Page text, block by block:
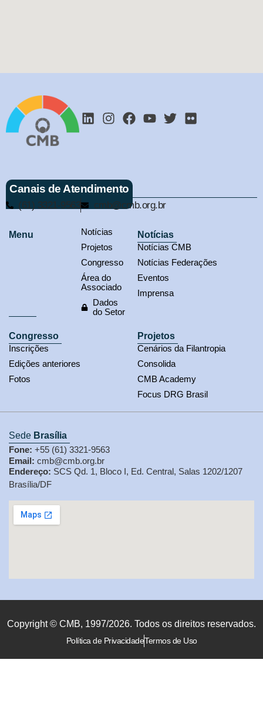
Canais de Atendimento
(61) 3321-9563 cmb@cmb.org.br
Menu
Notícias
Projetos
Congresso
Área do
Associado
Dados
do Setor
Notícias
Notícias CMB
Notícias Federações
Eventos
Imprensa
Congresso
Inscrições
Edições anteriores
Fotos
Projetos
Cenários da Filantropia
Consolida
CMB Academy
Focus DRG Brasil
Sede Brasília
Fone: +55 (61) 3321-9563
Email: cmb@cmb.org.br
Endereço: SCS Qd. 1, Bloco I, Ed. Central, Salas 1202/1207
Brasília/DF
Copyright © CMB, 1997/2026. Todos os direitos reservados.
Política de PrivacidadeTermos de Uso